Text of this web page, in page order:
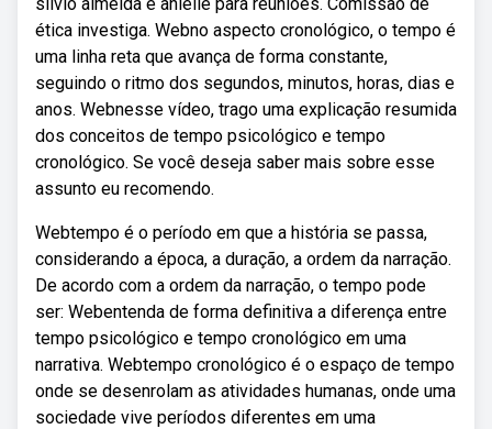
ética investiga. Webno aspecto cronológico, o tempo é
uma linha reta que avança de forma constante,
seguindo o ritmo dos segundos, minutos, horas, dias e
anos. Webnesse vídeo, trago uma explicação resumida
dos conceitos de tempo psicológico e tempo
cronológico. Se você deseja saber mais sobre esse
assunto eu recomendo.
Webtempo é o período em que a história se passa,
considerando a época, a duração, a ordem da narração.
De acordo com a ordem da narração, o tempo pode
ser: Webentenda de forma definitiva a diferença entre
tempo psicológico e tempo cronológico em uma
narrativa. Webtempo cronológico é o espaço de tempo
onde se desenrolam as atividades humanas, onde uma
sociedade vive períodos diferentes em uma